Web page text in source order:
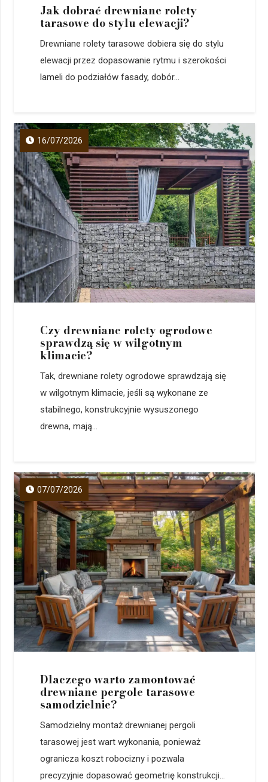
Jak dobrać drewniane rolety
tarasowe do stylu elewacji?
Drewniane rolety tarasowe dobiera się do stylu
elewacji przez dopasowanie rytmu i szerokości
lameli do podziałów fasady, dobór...
16/07/2026
Czy drewniane rolety ogrodowe
sprawdzą się w wilgotnym
klimacie?
Tak, drewniane rolety ogrodowe sprawdzają się
w wilgotnym klimacie, jeśli są wykonane ze
stabilnego, konstrukcyjnie wysuszonego
drewna, mają...
07/07/2026
Dlaczego warto zamontować
drewniane pergole tarasowe
samodzielnie?
Samodzielny montaż drewnianej pergoli
tarasowej jest wart wykonania, ponieważ
ogranicza koszt robocizny i pozwala
precyzyjnie dopasować geometrię konstrukcji...